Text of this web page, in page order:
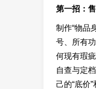
第一招：
制作“物品
号、所有
何现有瑕疵
自查与定
己的“底价”